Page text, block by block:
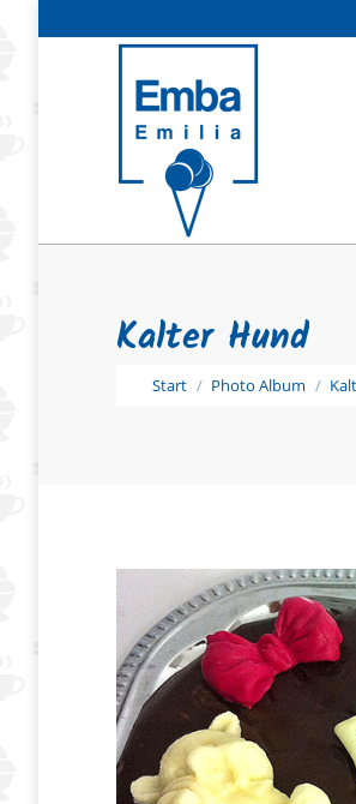
Kalter Hund
Sie befinden sich hier:
Start Photo Album